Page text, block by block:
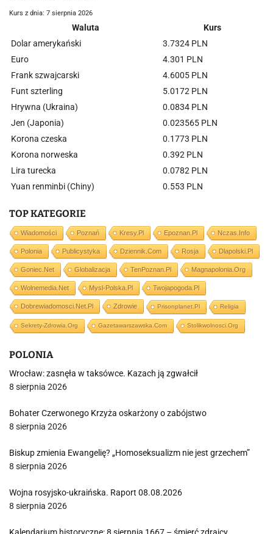
Kurs z dnia: 7 sierpnia 2026
Waluta
Kurs
Dolar amerykański
3.7324 PLN
Euro
4.301 PLN
Frank szwajcarski
4.6005 PLN
Funt szterling
5.0172 PLN
Hrywna (Ukraina)
0.0834 PLN
Jen (Japonia)
0.023565 PLN
Korona czeska
0.1773 PLN
Korona norweska
0.392 PLN
Lira turecka
0.0782 PLN
Yuan renminbi (Chiny)
0.553 PLN
TOP KATEGORIE
Wiadomości Poznań Kresy.pl Epoznan.pl Nczas.info
Polonia Publicystyka Dziennik.com Rosja Dlapolski.pl
Goniec.net Globalizacja TenPoznan.pl Magnapolonia.org
Wolnemedia.net Mysl-Polska.pl Twojapogoda.pl
Dobrewiadomosci.net.pl Zdrowie Prisonplanet.pl Religia
Sekrety-Zdrowia.org Gazetawarszawska.com Stolikwolnosci.org
POLONIA
Wrocław: zasnęła w taksówce. Kazach ją zgwałcił
8 sierpnia 2026
Bohater Czerwonego Krzyża oskarżony o zabójstwo
8 sierpnia 2026
Biskup zmienia Ewangelię? „Homoseksualizm nie jest grzechem”
8 sierpnia 2026
Wojna rosyjsko-ukraińska. Raport 08.08.2026
8 sierpnia 2026